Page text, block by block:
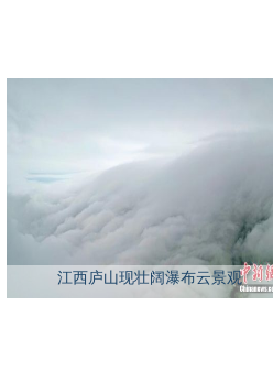
江西庐山现壮阔瀑布云景观